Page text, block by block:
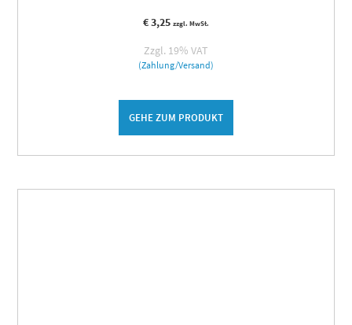
€3,25 zzgl. MwSt.
Zzgl. 19% VAT
(Zahlung/Versand)
GEHE ZUM PRODUKT